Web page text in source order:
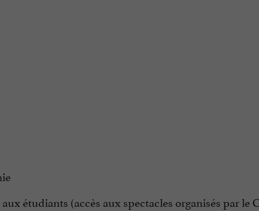
étudiants (accès aux spectacles organisés par le